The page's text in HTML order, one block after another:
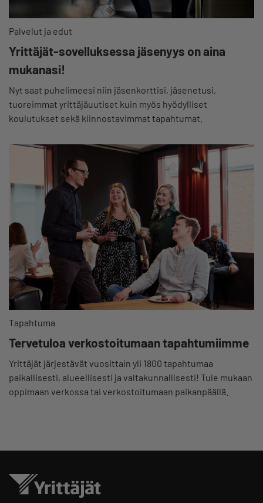
Palvelut ja edut
Yrittäjät-sovelluksessa jäsenyys on aina
mukanasi!
Nyt saat puhelimeesi niin jäsenkorttisi, jäsenetusi,
tuoreimmat yrittäjäuutiset kuin myös hyödylliset
koulutukset sekä kiinnostavimmat tapahtumat.
Tapahtuma
Tervetuloa verkostoitumaan tapahtumiimme
Yrittäjät järjestävät vuosittain yli 1800 tapahtumaa
paikallisesti, alueellisesti ja valtakunnallisesti! Tule mukaan
oppimaan verkossa tai verkostoitumaan paikanpäällä.